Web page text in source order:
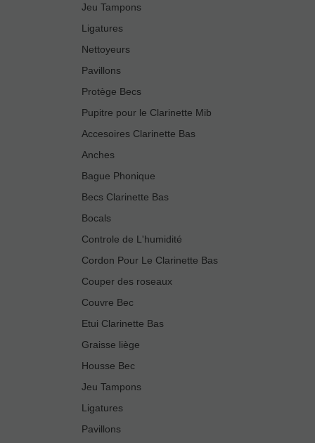
Jeu Tampons
Ligatures
Nettoyeurs
Pavillons
Protège Becs
Pupitre pour le Clarinette Mib
Accesoires Clarinette Bas
Anches
Bague Phonique
Becs Clarinette Bas
Bocals
Controle de L'humidité
Cordon Pour Le Clarinette Bas
Couper des roseaux
Couvre Bec
Etui Clarinette Bas
Graisse liège
Housse Bec
Jeu Tampons
Ligatures
Pavillons